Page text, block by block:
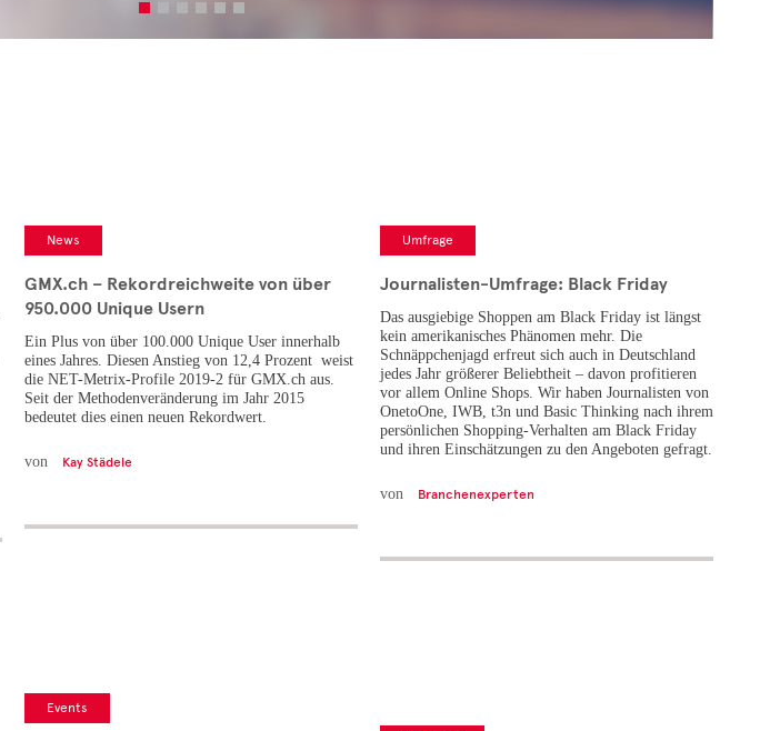
News
GMX.ch – Rekordreichweite von über
950.000 Unique Usern
Ein Plus von über 100.000 Unique User innerhalb
eines Jahres. Diesen Anstieg von 12,4 Prozent weist
die NET-Metrix-Profile 2019-2 für GMX.ch aus.
Seit der Methodenveränderung im Jahr 2015
bedeutet dies einen neuen Rekordwert.
von Kay Städele
Events
Umfrage
Journalisten-Umfrage: Black Friday
Das ausgiebige Shoppen am Black Friday ist längst
kein amerikanisches Phänomen mehr. Die
Schnäppchenjagd erfreut sich auch in Deutschland
jedes Jahr größerer Beliebtheit – davon profitieren
vor allem Online Shops. Wir haben Journalisten von
OnetoOne, IWB, t3n und Basic Thinking nach ihrem
persönlichen Shopping-Verhalten am Black Friday
und ihren Einschätzungen zu den Angeboten gefragt.
von Branchenexperten